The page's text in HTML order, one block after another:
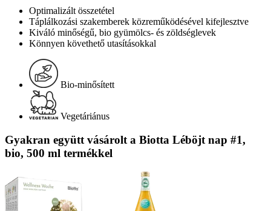
Optimalizált összetétel
Táplálkozási szakemberek közreműködésével kifejlesztve
Kiváló minőségű, bio gyümölcs- és zöldséglevek
Könnyen követhető utasításokkal
Bio-minősített
Vegetáriánus
Gyakran együtt vásárolt a Biotta Léböjt nap #1,
bio, 500 ml termékkel